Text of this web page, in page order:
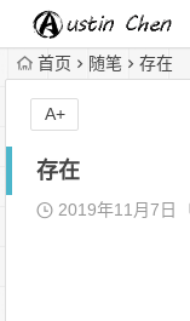
首页 随笔 存在
存在
2019年11月7日
A+